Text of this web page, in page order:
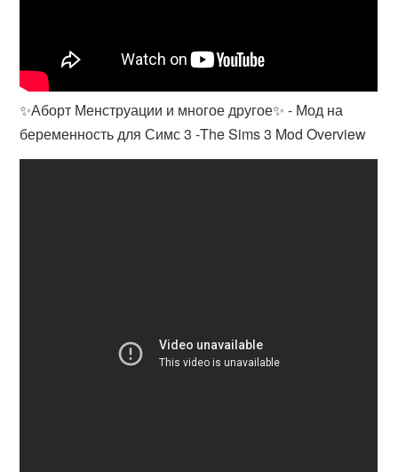
✨Аборт Менструации и многое другое✨ - Мод на
беременность для Симс 3 -The Sims 3 Mod Overview